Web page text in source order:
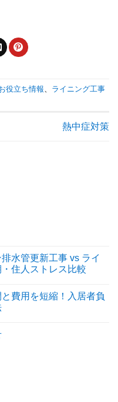
役立ち情報
ライニング工事
熱中症対策
水管更新工事 vs ライ
住人ストレス比較
費用を短縮！入居者負